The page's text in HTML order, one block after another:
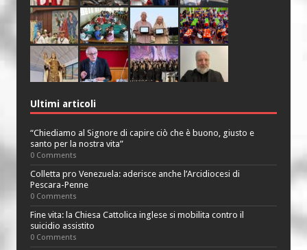
Ultimi articoli
“Chiediamo al Signore di capire ciò che è buono, giusto e
santo per la nostra vita”
0 Comments
Colletta pro Venezuela: aderisce anche l’Arcidiocesi di
Pescara-Penne
0 Comments
Fine vita: la Chiesa Cattolica inglese si mobilita contro il
suicidio assistito
0 Comments